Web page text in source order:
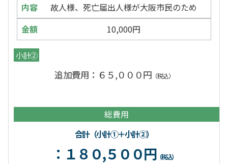
故人様、死亡届出人様が大阪市民のため
10,000円
小計②
追加費用：６５,０００円 （税込）
総費用
合計（小計①＋小計②）
：１８０,５００円 （税込）